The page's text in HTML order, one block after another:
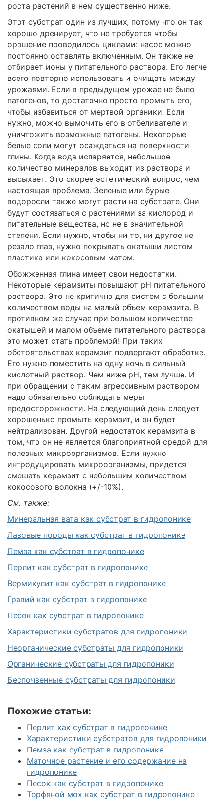
роста растений в нем существенно ниже.
Этот субстрат один из лучших, потому что он так
хорошо дренирует, что не требуется чтобы
орошение проводилось циклами: насос можно
постоянно оставлять включенным. Он также не
отбирает ионы у питательного раствора. Его легче
всего повторно использовать и очищать между
урожаями. Если в предыдущем урожае не было
патогенов, то достаточно просто промыть его,
чтобы избавиться от мертвой органики. Если
нужно, можно вымочить его в отбеливателе и
уничтожить возможные патогены. Некоторые
белые соли могут осаждаться на поверхности
глины. Когда вода испаряется, небольшое
количество минералов выходит из раствора и
высыхает. Это скорее эстетический вопрос, чем
настоящая проблема. Зеленые или бурые
водоросли также могут расти на субстрате. Они
будут состязаться с растениями за кислород и
питательные вещества, но не в значительной
степени. Если нужно, чтобы ни то, ни другое не
резало глаз, нужно покрывать окатыши листом
пластика или кокосовым матом.
Обожженная глина имеет свои недостатки.
Некоторые керамзиты повышают рН питательного
раствора. Это не критично для систем с большим
количеством воды на малый объем керамзита. В
противном же случае при большом количестве
окатышей и малом объеме питательного раствора
это может стать проблемой! При таких
обстоятельствах керамзит подвергают обработке.
Его нужно поместить на одну ночь в сильный
кислотный раствор. Чем ниже рН, тем лучше. И
при обращении с таким агрессивным раствором
надо обязательно соблюдать меры
предосторожности. На следующий день следует
хорошенько промыть керамзит, и он будет
нейтрализован. Другой недостаток керамзита в
том, что он не является благоприятной средой для
полезных микроорганизмов. Если нужно
интродуцировать микроорганизмы, придется
смешать керамзит с небольшим количеством
кокосового волокна (+/-10%).
См. также:
Минеральная вата как субстрат в гидропонике
Лавовые породы как субстрат в гидропонике
Пемза как субстрат в гидропонике
Перлит как субстрат в гидропонике
Вермикулит как субстрат в гидропонике
Гравий как субстрат в гидропонике
Песок как субстрат в гидропонике
Характеристики субстратов для гидропоники
Неорганические субстраты для гидропоники
Органические субстраты для гидропоники
Беспочвенные субстраты для гидропоники
Похожие статьи:
Перлит как субстрат в гидропонике
Характеристики субстратов для гидропоники
Пемза как субстрат в гидропонике
Маточное растение и его содержание на
гидропонике
Песок как субстрат в гидропонике
Торфяной мох как субстрат в гидропонике